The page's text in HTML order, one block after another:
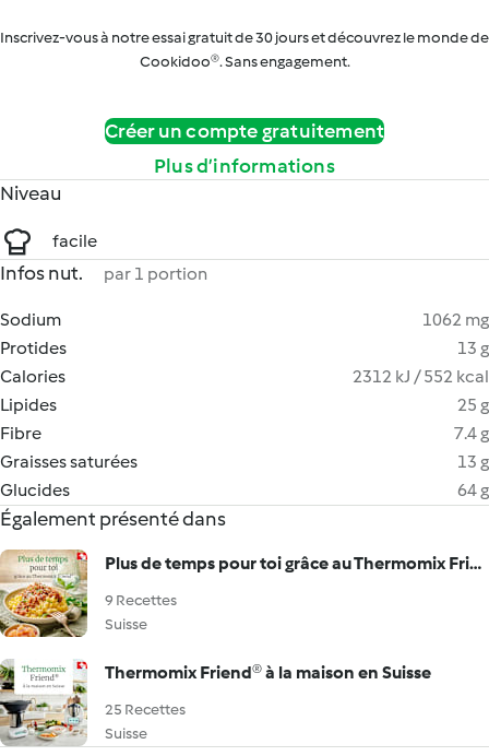
Inscrivez-vous à notre essai gratuit de 30 jours et découvrez le monde de
Cookidoo®. Sans engagement.
Créer un compte gratuitement
Plus d’informations
Niveau
facile
Infos nut. par 1 portion
Sodium
1062 mg
Protides
13 g
Calories
2312 kJ / 552 kcal
Lipides
25 g
Fibre
7.4 g
Graisses saturées
13 g
Glucides
64 g
Également présenté dans
Plus de temps pour toi grâce au Thermomix Friend®
9 Recettes
Suisse
Thermomix Friend® à la maison en Suisse
25 Recettes
Suisse